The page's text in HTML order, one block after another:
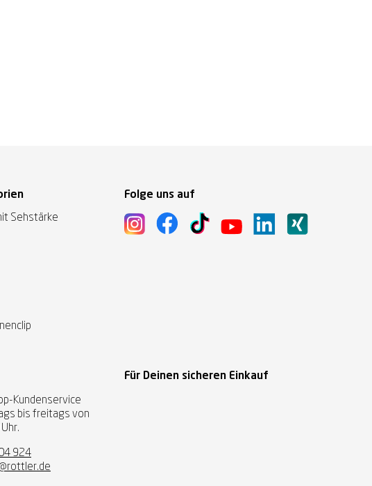
Sehstärke
Folge uns auf
Kundenservice
bis freitags von
924
Für Deinen sicheren Einkauf